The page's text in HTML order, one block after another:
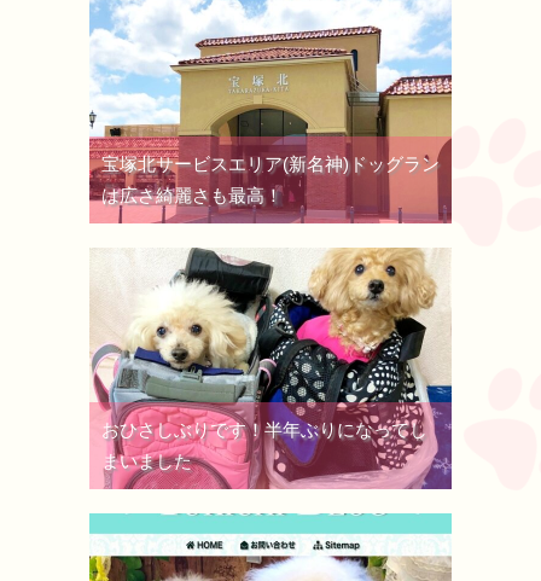
宝塚北サービスエリア(新名神)ドッグラン
は広さ綺麗さも最高！
おひさしぶりです！半年ぶりになってし
まいました